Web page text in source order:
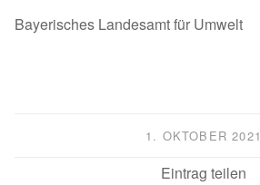
Bayerisches Landesamt für Umwelt
1. OKTOBER 2021
Eintrag teilen